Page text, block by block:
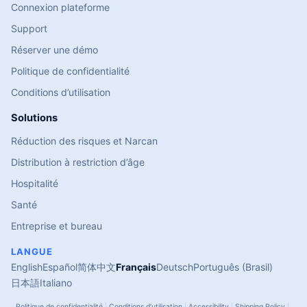
Connexion plateforme
Support
Réserver une démo
Politique de confidentialité
Conditions d’utilisation
Solutions
Réduction des risques et Narcan
Distribution à restriction d’âge
Hospitalité
Santé
Entreprise et bureau
LANGUE
EnglishEspañol简体中文FrançaisDeutschPortuguês (Brasil)
日本語Italiano